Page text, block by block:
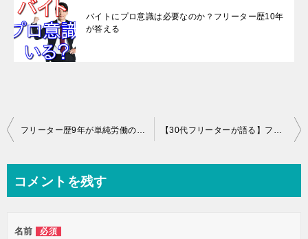
バイトにプロ意識は必要なのか？フリーター歴10年
が答える
投
ビ
コメントを残す
名前 必須